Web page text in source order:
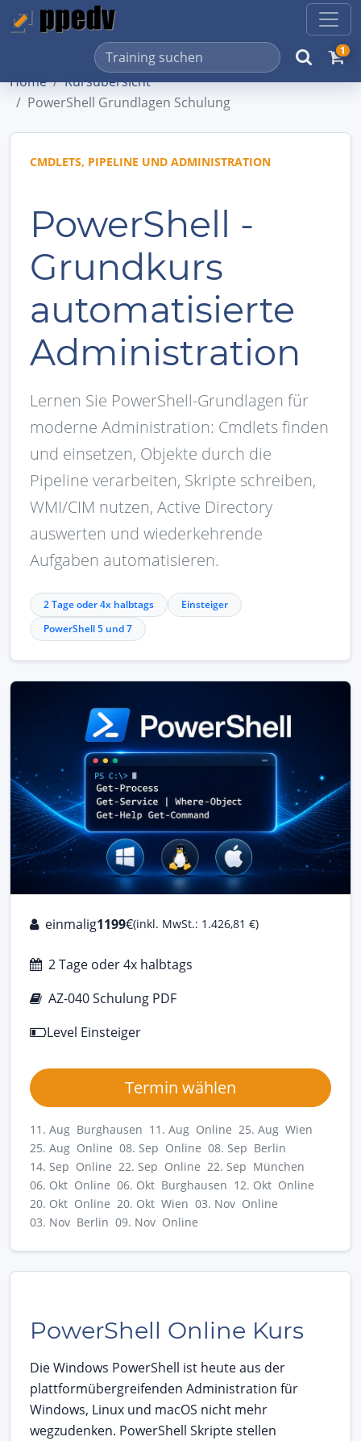
1
Home
Kursübersicht
PowerShell Grundlagen Schulung
CMDLETS, PIPELINE UND ADMINISTRATION
PowerShell -
Grundkurs
automatisierte
Administration
Lernen Sie PowerShell-Grundlagen für
moderne Administration: Cmdlets finden
und einsetzen, Objekte durch die
Pipeline verarbeiten, Skripte schreiben,
WMI/CIM nutzen, Active Directory
auswerten und wiederkehrende
Aufgaben automatisieren.
2 Tage oder 4x halbtags
Einsteiger
PowerShell 5 und 7
einmalig1199€(inkl. MwSt.: 1.426,81 €)
2 Tage oder 4x halbtags
AZ-040 Schulung PDF
Level Einsteiger
Termin wählen
11. Aug Burghausen 11. Aug Online 25. Aug Wien
25. Aug Online 08. Sep Online 08. Sep Berlin
14. Sep Online 22. Sep Online 22. Sep München
06. Okt Online 06. Okt Burghausen 12. Okt Online
20. Okt Online 20. Okt Wien 03. Nov Online
03. Nov Berlin 09. Nov Online
PowerShell Online Kurs
Die Windows PowerShell ist heute aus der
plattformübergreifenden Administration für
Windows, Linux und macOS nicht mehr
wegzudenken. PowerShell Skripte stellen